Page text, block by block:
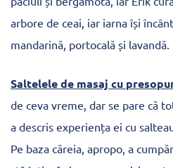
arbore de ceai, iar iarna își
mandarină, portocală și lavandă.
Saltelele de masaj cu
de ceva vreme, dar se pare că
a descris experiența ei cu
Pe baza căreia, apropo, a